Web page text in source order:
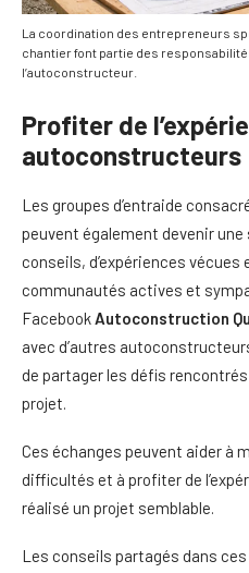
La coordination des entrepreneurs
chantier font partie des
l’autoconstructeur.
Profiter de
autoconstructeurs
Les groupes d’entraide
peuvent également devenir
conseils, d’expériences vécues
communautés actives et
FacebookAutoconstruction
avec d’autres
de partager les défis
projet.
Ces échanges peuvent aider à
difficultés et à profiter de
réalisé un projet semblable.
Les conseils partagés dans